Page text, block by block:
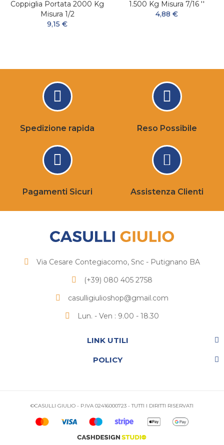
Coppiglia Portata 2000 Kg
Misura 1/2
9,15 €
1.500 Kg Misura 7/16 ''
4,88 €
Spedizione rapida Reso Possibile
Pagamenti Sicuri Assistenza Clienti
Via Cesare Contegiacomo, Snc - Putignano BA
(+39) 080 405 2758
casulligiulioshop@gmail.com
Lun. - Ven : 9.00 - 18.30
LINK UTILI
POLICY
©CASULLI GIULIO - P.IVA 02416000723 - TUTTI I DIRITTI RISERVATI